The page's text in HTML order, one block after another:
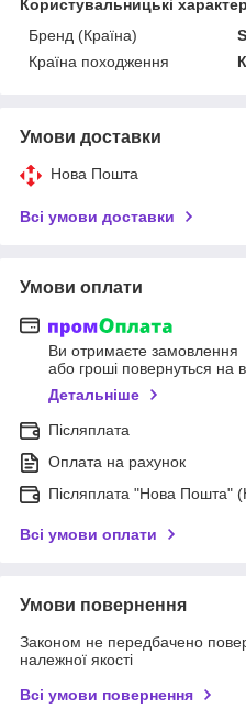
Користувальницькі
Бренд (Країна)
Країна походження
Умови доставки
Нова Пошта
Всі умови доставки
Умови оплати
Ви отримаєте замовлення
або гроші повернуться на
Детальніше
Післяплата
Оплата на рахунок
Післяплата "Нова Пошта"
Всі умови оплати
Умови повернення
Законом не передбачено
належної якості
Всі умови повернення